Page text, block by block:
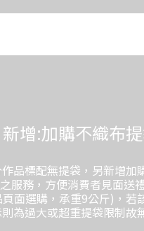
新增:加購不織布
品標配無提袋，另新增加
服務，方便消費者見面送
頁面選購，承重9公斤)，若
為過大或超重提袋限制故